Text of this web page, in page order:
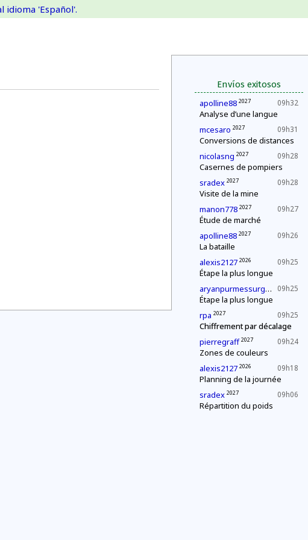
idioma 'Español'.
Envíos exitosos
09h32
apolline88 2027
Analyse d’une langue
09h31
mcesaro 2027
Conversions de distances
09h28
nicolasng 2027
Casernes de pompiers
09h28
sradex 2027
Visite de la mine
09h27
manon778 2027
Étude de marché
09h26
apolline88 2027
La bataille
09h25
alexis2127 2026
Étape la plus longue
09h25
aryanpurmessurgmailcom 2027
Étape la plus longue
09h25
rpa 2027
Chiffrement par décalage
09h24
pierregraff 2027
Zones de couleurs
09h18
alexis2127 2026
Planning de la journée
09h06
sradex 2027
Répartition du poids